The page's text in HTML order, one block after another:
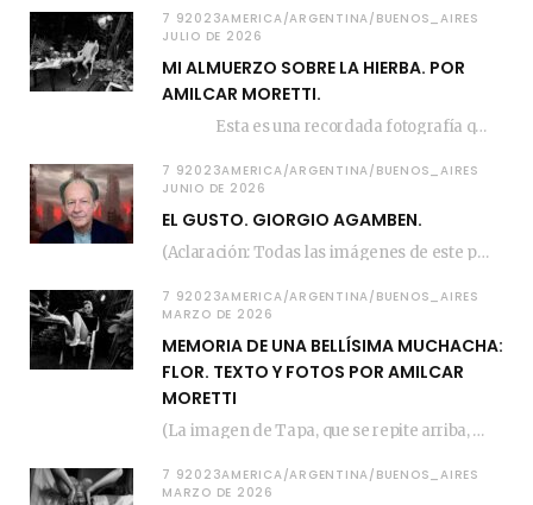
7 92023AMERICA/ARGENTINA/BUENOS_AIRES
JULIO DE 2026
MI ALMUERZO SOBRE LA HIERBA. POR
AMILCAR MORETTI.
Esta es una recordada fotografía que registré…
7 92023AMERICA/ARGENTINA/BUENOS_AIRES
JUNIO DE 2026
EL GUSTO. GIORGIO AGAMBEN.
(Aclaración: Todas las imágenes de este posteo fueron tomadas de Bloghemia.com, y todos los…
7 92023AMERICA/ARGENTINA/BUENOS_AIRES
MARZO DE 2026
MEMORIA DE UNA BELLÍSIMA MUCHACHA:
FLOR. TEXTO Y FOTOS POR AMILCAR
MORETTI
(La imagen de Tapa, que se repite arriba, fue compuesta por Amilcar Moretti el viernes…
7 92023AMERICA/ARGENTINA/BUENOS_AIRES
MARZO DE 2026